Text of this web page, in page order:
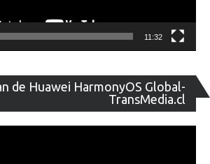
11:32
de Huawei HarmonyOS Global-
TransMedia.cl
de